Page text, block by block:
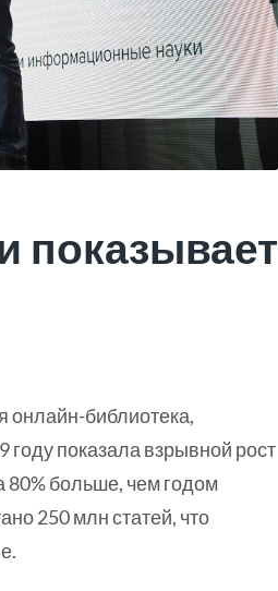
показывает
онлайн-библиотека,
показала взрывной рост
80% больше, чем годом
250 млн статей, что